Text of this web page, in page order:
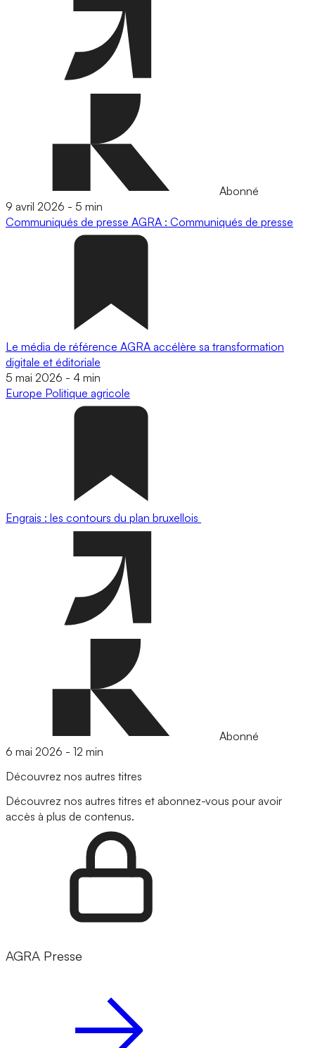
Abonné
9 avril 2026 - 5 min
Communiqués de presse AGRA : Communiqués de presse
Le média de référence AGRA accélère sa transformation
digitale et éditoriale
5 mai 2026 - 4 min
Europe Politique agricole
Engrais : les contours du plan bruxellois
Abonné
6 mai 2026 - 12 min
Découvrez nos autres titres
Découvrez nos autres titres et abonnez-vous pour avoir
accès à plus de contenus.
AGRA Presse